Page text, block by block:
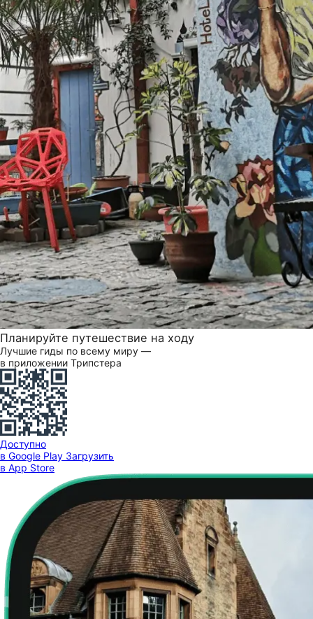
Планируйте путешествие на ходу
Лучшие гиды по всему миру —
в приложении Трипстера
Доступно
в Google Play Загрузить
в App Store